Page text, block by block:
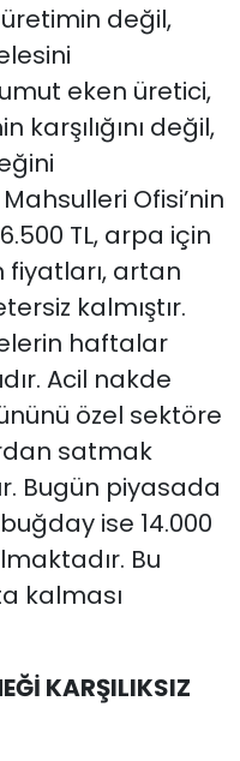
üretimin değil,
eken üretici,
değil,
Ofisi’nin
TL, arpa için
fiyatları, artan
kalmıştır.
haftalar
Acil nakde
özel sektöre
satmak
Bugün piyasada
ise 14.000
Bu
kalması
KARŞILIKSIZ